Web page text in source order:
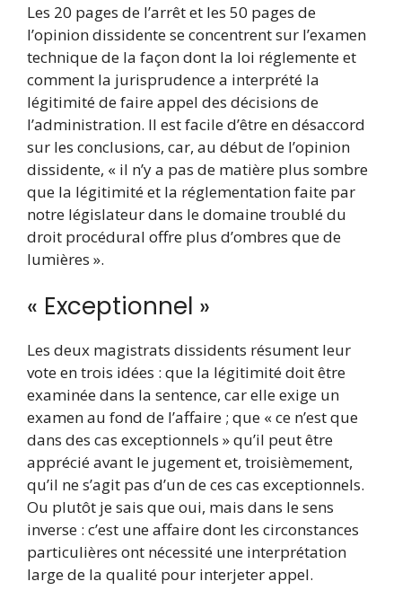
Les 20 pages de l’arrêt et les 50 pages de
l’opinion dissidente se concentrent sur l’examen
technique de la façon dont la loi réglemente et
comment la jurisprudence a interprété la
légitimité de faire appel des décisions de
l’administration. Il est facile d’être en désaccord
sur les conclusions, car, au début de l’opinion
dissidente, « il n’y a pas de matière plus sombre
que la légitimité et la réglementation faite par
notre législateur dans le domaine troublé du
droit procédural offre plus d’ombres que de
lumières ».
« Exceptionnel »
Les deux magistrats dissidents résument leur
vote en trois idées : que la légitimité doit être
examinée dans la sentence, car elle exige un
examen au fond de l’affaire ; que « ce n’est que
dans des cas exceptionnels » qu’il peut être
apprécié avant le jugement et, troisièmement,
qu’il ne s’agit pas d’un de ces cas exceptionnels.
Ou plutôt je sais que oui, mais dans le sens
inverse : c’est une affaire dont les circonstances
particulières ont nécessité une interprétation
large de la qualité pour interjeter appel.